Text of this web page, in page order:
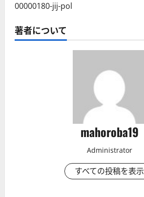
00000180-jij-pol
著者について
mahoroba19
Administrator
すべての投稿を表示